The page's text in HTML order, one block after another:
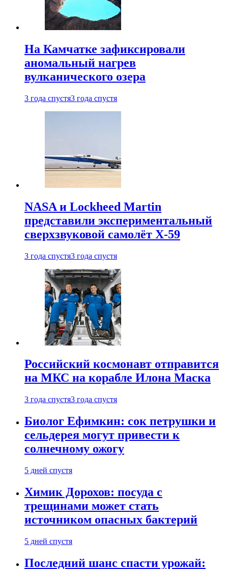
На Камчатке зафиксировали
аномальный нагрев
вулканического озера
3 года спустя3 года спустя
NASA и Lockheed Martin
представили экспериментальный
сверхзвуковой самолёт X-59
3 года спустя3 года спустя
Российский космонавт отправится
на МКС на корабле Илона Маска
3 года спустя3 года спустя
Биолог Ефимкин: сок петрушки и
сельдерея могут привести к
солнечному ожогу
5 дней спустя
Химик Дорохов: посуда с
трещинами может стать
источником опасных бактерий
5 дней спустя
Последний шанс спасти урожай: